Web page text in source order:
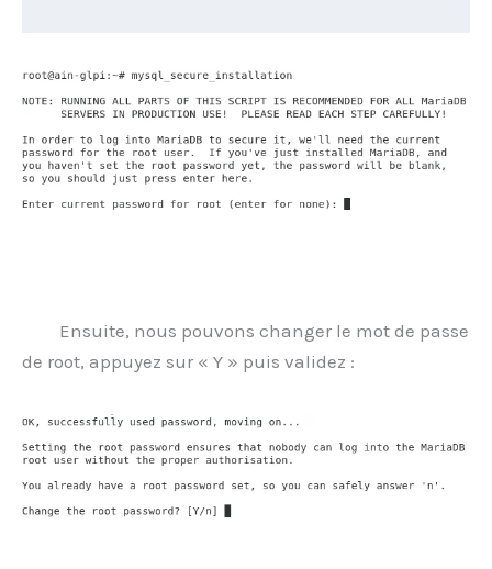
Ensuite, nous pouvons changer le mot de passe
de root, appuyez sur « Y » puis validez :